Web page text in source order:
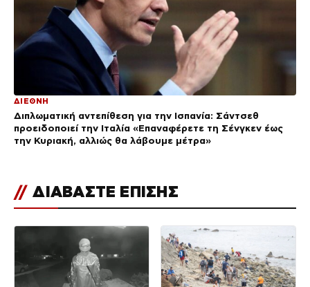
ΔΙΕΘΝΗ
Διπλωματική αντεπίθεση για την Ισπανία: Σάντσεθ
προειδοποιεί την Ιταλία «Επαναφέρετε τη Σένγκεν έως
την Κυριακή, αλλιώς θα λάβουμε μέτρα»
// ΔΙΑΒΑΣΤΕ ΕΠΙΣΗΣ